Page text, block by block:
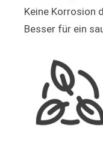
Keine Korrosion
Besser für ein